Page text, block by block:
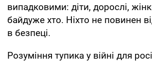
випадковими: діти, дорослі,
байдуже хто. Ніхто не повинен
в безпеці.
Розуміння тупика у війні для